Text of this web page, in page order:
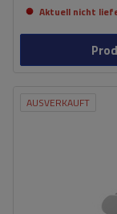
Aktuell nicht
AUSVERKAUFT